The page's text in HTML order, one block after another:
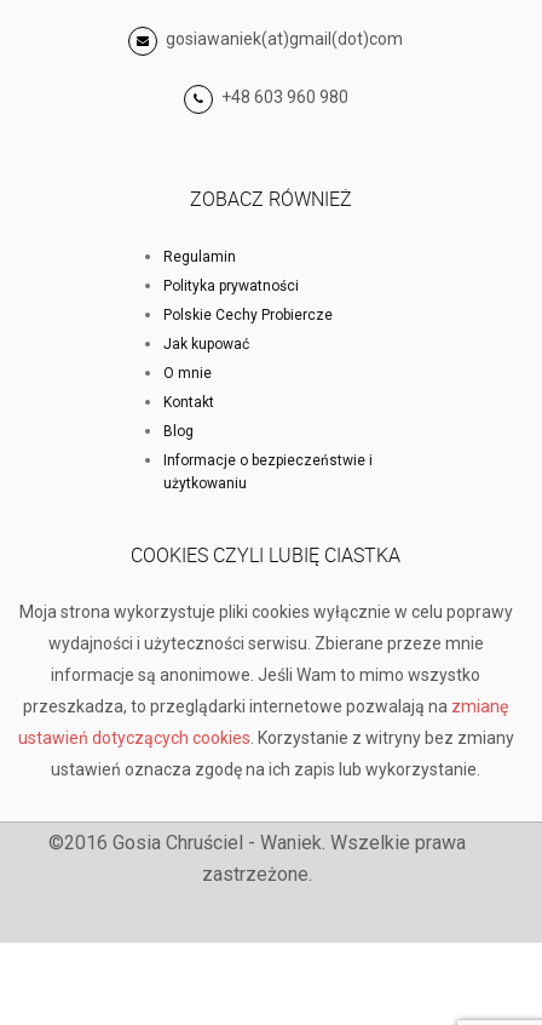
gosiawaniek(at)gmail(dot)com
+48 603 960 980
ZOBACZ RÓWNIEŻ
Regulamin
Polityka prywatności
Polskie Cechy Probiercze
Jak kupować
O mnie
Kontakt
Blog
Informacje o bezpieczeństwie i
użytkowaniu
COOKIES CZYLI LUBIĘ CIASTKA
Moja strona wykorzystuje pliki cookies wyłącznie w celu poprawy
wydajności i użyteczności serwisu. Zbierane przeze mnie
informacje są anonimowe. Jeśli Wam to mimo wszystko
przeszkadza, to przeglądarki internetowe pozwalają na zmianę
ustawień dotyczących cookies . Korzystanie z witryny bez zmiany
ustawień oznacza zgodę na ich zapis lub wykorzystanie.
©2016 Gosia Chruściel - Waniek. Wszelkie prawa
zastrzeżone.